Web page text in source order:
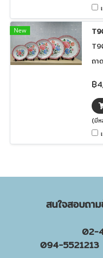
New
ถา
฿
(มี
สนใจสอบถา
02-
094-